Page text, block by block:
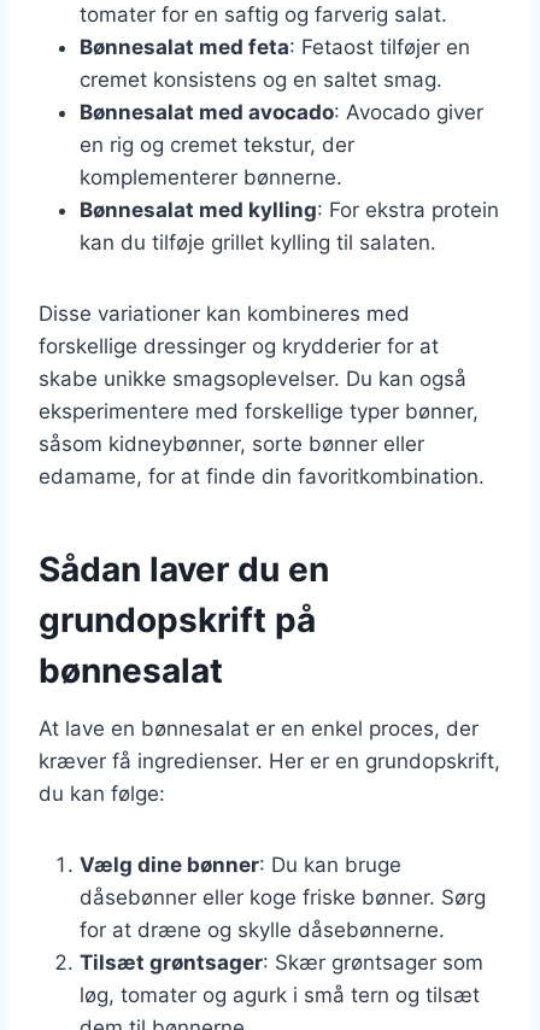
tomater for en saftig og farverig salat.
Bønnesalat med feta: Fetaost tilføjer en
cremet konsistens og en saltet smag.
Bønnesalat med avocado: Avocado giver
en rig og cremet tekstur, der
komplementerer bønnerne.
Bønnesalat med kylling: For ekstra protein
kan du tilføje grillet kylling til salaten.
Disse variationer kan kombineres med
forskellige dressinger og krydderier for at
skabe unikke smagsoplevelser. Du kan også
eksperimentere med forskellige typer bønner,
såsom kidneybønner, sorte bønner eller
edamame, for at finde din favoritkombination.
Sådan laver du en
grundopskrift på
bønnesalat
At lave en bønnesalat er en enkel proces, der
kræver få ingredienser. Her er en grundopskrift,
du kan følge:
Vælg dine bønner: Du kan bruge
dåsebønner eller koge friske bønner. Sørg
for at dræne og skylle dåsebønnerne.
Tilsæt grøntsager: Skær grøntsager som
løg, tomater og agurk i små tern og tilsæt